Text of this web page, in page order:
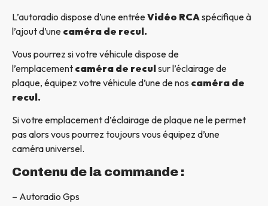
L’autoradio dispose d’une entréeVidéo RCAspécifique à
l’ajout d’une caméra de recul.
Vous pourrez si votre véhicule dispose de
l’emplacement caméra de reculsur l’éclairage de
plaque, équipez votre véhicule d’une de nos caméra de
recul.
Si votre emplacement d’éclairage de plaque ne le permet
pas alors vous pourrez toujours vous équipez d’une
caméra universel.
Contenu de la commande :
– Autoradio Gps